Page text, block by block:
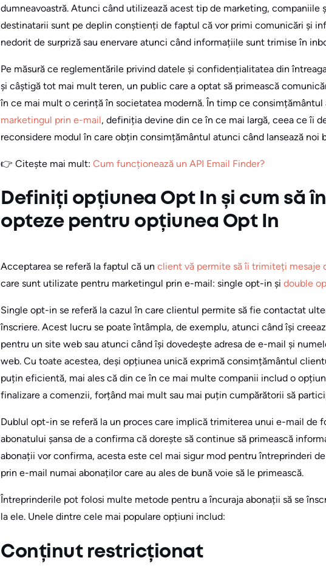
dumneavoastră. Atunci când utilizează acest tip de marketing, companiile
destinatarii sunt pe deplin conștienți de faptul că vor primi comunicări și
nedorit de surpriză sau enervare atunci când informațiile sunt trimise în
Pe măsură ce reglementările privind datele și confidențialitatea din
și câștigă tot mai mult teren, un public care a optat să primească
în ce mai mult o cerință în societatea modernă. În timp ce
marketingul prin e-mail, definiția devine din ce în ce mai largă, ceea ce îi
reconsidere modul în care obțin consimțământul atunci când lansează noi
👉 Citește mai mult: Cum funcționează un API Email Finder?
Definiți opțiunea Opt In și cum să
opteze pentru opțiunea Opt In
Acceptarea se referă la faptul că un client vă permite să îi trimiteți mesaje
care sunt utilizate pentru marketingul prin e-mail: single opt-in și double
Single opt-in se referă la cazul în care clientul permite să fie contactat
înscriere. Acest lucru se poate întâmpla, de exemplu, atunci când își
pentru un site web sau atunci când își dovedește adresa de e-mail și
web. Cu toate acestea, deși opțiunea unică exprimă consimțământul
puțin eficientă, mai ales că din ce în ce mai multe companii includ o
finalizare a comenzii, forțând mai mult sau mai puțin cumpărătorii să
Dublul opt-in se referă la un proces care implică trimiterea unui e-mail
abonatului șansa de a confirma că dorește să continue să primească
abonații vor confirma, acesta este cel mai sigur mod pentru întreprinderi
prin e-mail numai abonaților care au ales de bună voie să le primească.
Întreprinderile pot folosi multe metode pentru a încuraja abonații să se
la ele. Unele dintre cele mai populare opțiuni includ:
Conținut restricționat